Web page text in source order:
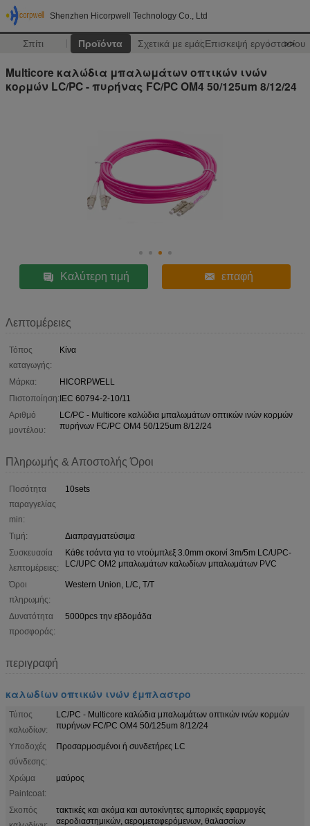
Shenzhen Hicorpwell Technology Co., Ltd
Σπίτι Προϊόντα Σχετικά με εμάςΕπισκεψή εργοστασίου
>>
Multicore καλώδια μπαλωμάτων οπτικών ινών
κορμών LC/PC - πυρήνας FC/PC OM4 50/125um 8/12/24
Καλύτερη τιμή επαφή
Λεπτομέρειες
Τόπος
καταγωγής:
Κίνα
Μάρκα:
HICORPWELL
Πιστοποίηση:IEC 60794-2-10/11
Αριθμό
μοντέλου:
LC/PC - Multicore καλώδια μπαλωμάτων οπτικών ινών κορμών
πυρήνων FC/PC OM4 50/125um 8/12/24
Πληρωμής & Αποστολής Όροι
Ποσότητα
παραγγελίας
min:
10sets
Τιμή:
Διαπραγματεύσιμα
Συσκευασία
λεπτομέρειες:
Κάθε τσάντα για το ντούμπλεξ 3.0mm σκοινί 3m/5m LC/UPC-
LC/UPC OM2 μπαλωμάτων καλωδίων μπαλωμάτων PVC
Όροι
πληρωμής:
Western Union, L/C, T/T
Δυνατότητα
προσφοράς:
5000pcs την εβδομάδα
περιγραφή
καλωδίων οπτικών ινών έμπλαστρο
Τύπος
καλωδίων:
LC/PC - Multicore καλώδια μπαλωμάτων οπτικών ινών κορμών
πυρήνων FC/PC OM4 50/125um 8/12/24
Υποδοχές
σύνδεσης:
Προσαρμοσμένοι ή συνδετήρες LC
Χρώμα
Paintcoat:
μαύρος
Σκοπός
τακτικές και ακόμα και αυτοκίνητες εμπορικές εφαρμογές
αεροδιαστημικών, αερομεταφερόμενων, θαλασσίων